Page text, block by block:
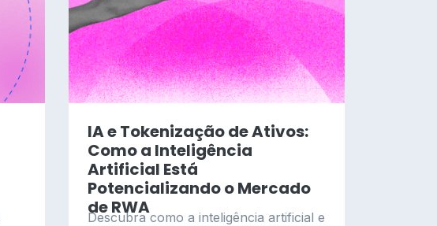
IA e Tokenização de Ativos:
Como a Inteligência
Artificial Está
Potencializando o Mercado
de RWA
Descubra como a inteligência artificial e